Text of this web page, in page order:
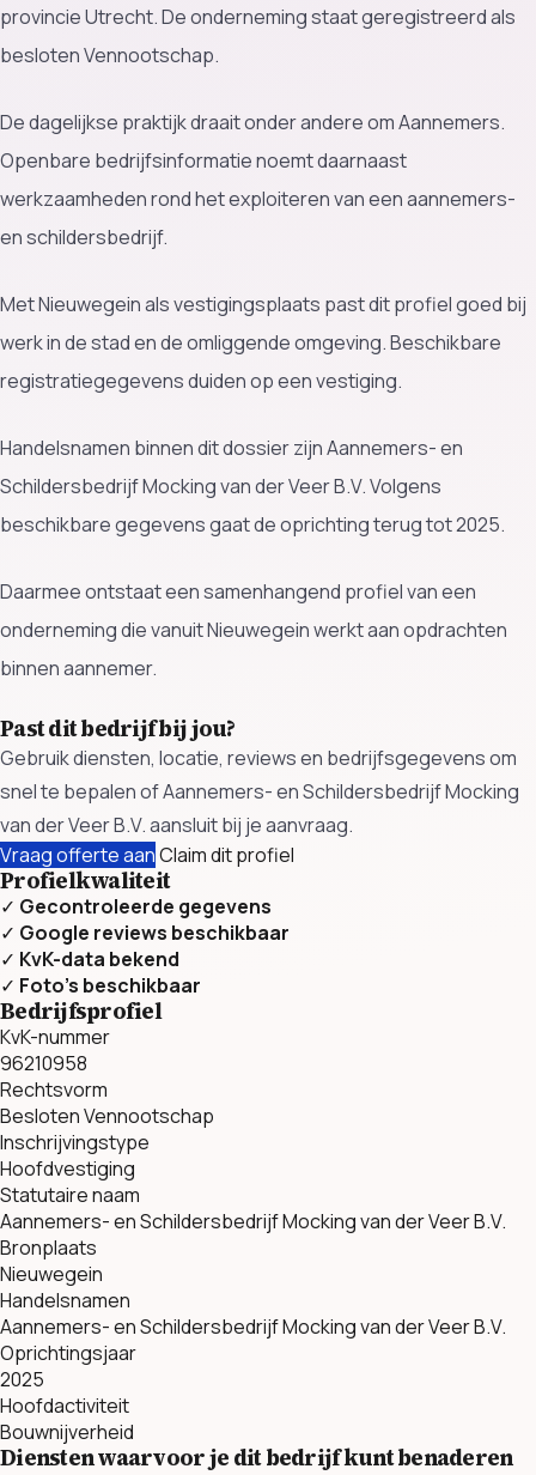
provincie Utrecht. De onderneming staat geregistreerd als
besloten Vennootschap.
De dagelijkse praktijk draait onder andere om Aannemers.
Openbare bedrijfsinformatie noemt daarnaast
werkzaamheden rond het exploiteren van een aannemers-
en schildersbedrijf.
Met Nieuwegein als vestigingsplaats past dit profiel goed bij
werk in de stad en de omliggende omgeving. Beschikbare
registratiegegevens duiden op een vestiging.
Handelsnamen binnen dit dossier zijn Aannemers- en
Schildersbedrijf Mocking van der Veer B.V. Volgens
beschikbare gegevens gaat de oprichting terug tot 2025.
Daarmee ontstaat een samenhangend profiel van een
onderneming die vanuit Nieuwegein werkt aan opdrachten
binnen aannemer.
Past dit bedrijf bij jou?
Gebruik diensten, locatie, reviews en bedrijfsgegevens om
snel te bepalen of Aannemers- en Schildersbedrijf Mocking
van der Veer B.V. aansluit bij je aanvraag.
Vraag offerte aanClaim dit profiel
Profielkwaliteit
✓ Gecontroleerde gegevens
✓ Google reviews beschikbaar
✓ KvK-data bekend
✓ Foto’s beschikbaar
Bedrijfsprofiel
KvK-nummer
96210958
Rechtsvorm
Besloten Vennootschap
Inschrijvingstype
Hoofdvestiging
Statutaire naam
Aannemers- en Schildersbedrijf Mocking van der Veer B.V.
Bronplaats
Nieuwegein
Handelsnamen
Aannemers- en Schildersbedrijf Mocking van der Veer B.V.
Oprichtingsjaar
2025
Hoofdactiviteit
Bouwnijverheid
Diensten waarvoor je dit bedrijf kunt benaderen